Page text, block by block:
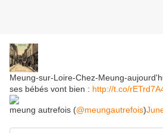
Meung-sur-Loire-Chez-Meung-
ses bébés vont bien : http://t.co/
meung autrefois (@meungautrefois)